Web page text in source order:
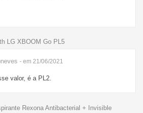
LG XBOOM Go PL5
- em 21/06/2021
valor, é a PL2.
Rexona Antibacterial + Invisible